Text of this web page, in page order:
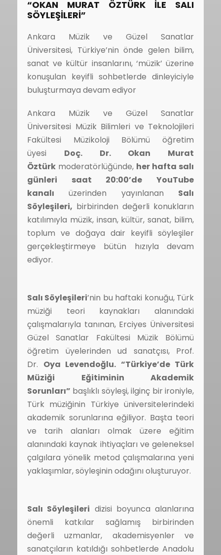
“OKAN MURAT ÖZTÜRK İLE SALI
SÖYLEŞİLERİ”
Ankara Müzik ve Güzel Sanatlar
Üniversitesi, Türkiye’nin önde gelen bilim,
sanat ve kültür insanlarını, ‘müzik’ üzerine
konuşulan keyifli sohbetlerde dinleyiciyle
buluşturmaya devam ediyor
Ankara Müzik ve Güzel Sanatlar
Üniversitesi Müzik Bilimleri ve Teknolojileri
Fakültesi Müzikoloji Bölümü öğretim
üyesi Doç. Dr. Okan Murat
Öztürk moderatörlüğünde, her hafta salı
günleri saat 20:00’de YouTube
kanalı üzerinden yayınlanan Salı
Söyleşileri, birbirinden değerli konukların
katılımıyla müzik, insan, kültür, sanat, bilim,
toplum ve doğaya dair keyifli söyleşiler
gerçekleştirmeye bütün hızıyla devam
ediyor.
Salı Söyleşileri’nin bu haftaki konuğu, Türk
müziği teori kaynakları alanındaki
çalışmalarıyla tanınan, Erciyes Üniversitesi
Güzel Sanatlar Fakültesi Müzik Bölümü
öğretim üyelerinden ud sanatçısı, Prof.
Dr. Oya Levendoğlu. “Türkiye’de Türk
Müziği Eğitiminin Akademik
Sorunları” başlıklı söyleşi, ilginç bir ironiyle,
Türk müziğinin Türkiye üniversitelerindeki
akademik sorunlarına eğiliyor. Başta teori
ve tarih alanları olmak üzere eğitim
alanındaki kaynak ihtiyaçları ve geleneksel
çalgılara yönelik metod çalışmalarına yeni
yaklaşımlar, söyleşinin odağını oluşturuyor.
Salı Söyleşileri dizisi boyunca alanlarına
önemli katkılar sağlamış birbirinden
değerli uzmanlar, akademisyenler ve
sanatçıların katıldığı sohbetlerde Anadolu